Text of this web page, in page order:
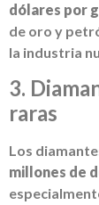
dólares por
de oro y
la industria
3.
raras
Los
millones de